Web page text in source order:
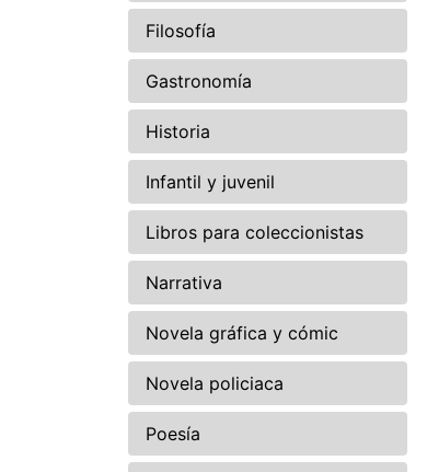
Filosofía
Gastronomía
Historia
Infantil y juvenil
Libros para coleccionistas
Narrativa
Novela gráfica y cómic
Novela policiaca
Poesía